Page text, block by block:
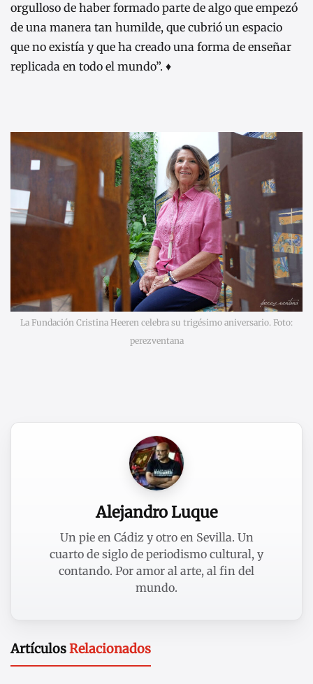
orgulloso de haber formado parte de algo que empezó
de una manera tan humilde, que cubrió un espacio
que no existía y que ha creado una forma de enseñar
replicada en todo el mundo”. ♦
La Fundación Cristina Heeren celebra su trigésimo aniversario. Foto:
perezventana
Alejandro Luque
Un pie en Cádiz y otro en Sevilla. Un
cuarto de siglo de periodismo cultural, y
contando. Por amor al arte, al fin del
mundo.
ArtículosRelacionados